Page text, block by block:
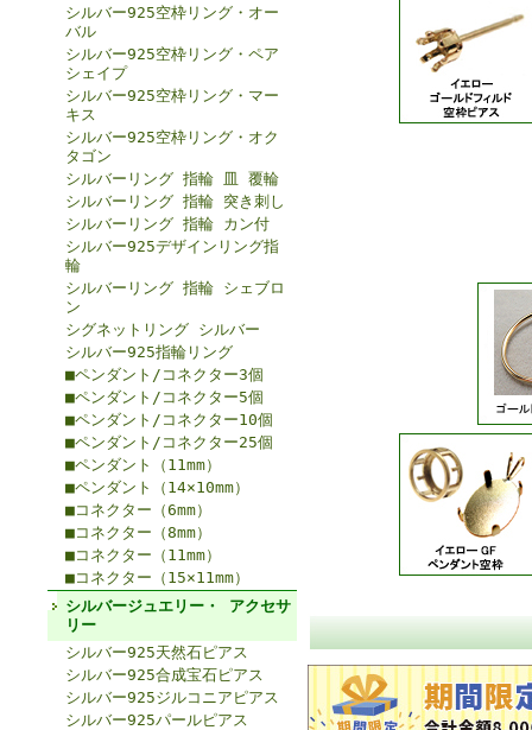
シルバー925空枠リング・オー
バル
シルバー925空枠リング・ペア
シェイプ
シルバー925空枠リング・マー
キス
シルバー925空枠リング・オク
タゴン
シルバーリング 指輪 皿 覆輪
シルバーリング 指輪 突き刺し
シルバーリング 指輪 カン付
シルバー925デザインリング指
輪
シルバーリング 指輪 シェブロ
ン
シグネットリング シルバー
シルバー925指輪リング
■ペンダント/コネクター3個
■ペンダント/コネクター5個
■ペンダント/コネクター10個
■ペンダント/コネクター25個
■ペンダント（11mm）
■ペンダント（14×10mm）
■コネクター（6mm）
■コネクター（8mm）
■コネクター（11mm）
■コネクター（15×11mm）
シルバージュエリー・ アクセサ
リー
シルバー925天然石ピアス
シルバー925合成宝石ピアス
シルバー925ジルコニアピアス
シルバー925パールピアス